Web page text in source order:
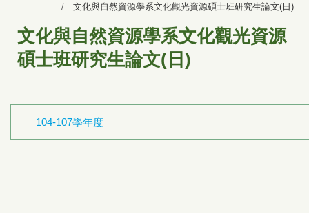
文化與自然資源學系文化觀光資源碩士班研究生論文(日)
文化與自然資源學系文化觀光資源
碩士班研究生論文(日)
104-107學年度